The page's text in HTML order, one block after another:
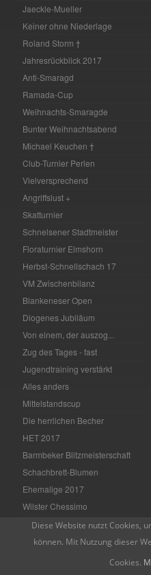
Jaeckle-Mueller
Keiner ohne Niederlage
Roland Storm †
Jahresrückblick 2017
Anti-Smaragd
Ramada-Cup
Weihnachts-Smaragde
Bunter Weihnachtsabend
Michael Keuchen †
Club-Turnier Perlen
Vielversprechend
Angriffslust +
Skatturnier
Schnelsener Stadtmeister
Floraturnier Elmshorn
Herbst-Schnellschach 17
VM Zwischenbilanz
Blankeneser Open
Diogenes Jubiläum
Von einem, der auszog...
Zug des Tages - fast
Jugendtraining verstärkt
Alles anders
Mittelstandscup
Die herrlichen Becher
HET 2017
Barmbeker Blitzmeisterschaft
Schachbrett-Blumen
Ehemalige 2017
Wilster Chessimo
HSK Osteropen
Osterhase-Schnellschach
Diese Website nutzt Cookies,
können. Mit Nutzung dieser
Cookies.